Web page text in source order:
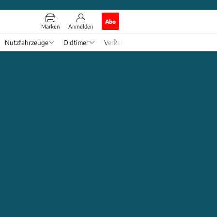
Marken Anmelden
Abo
Nutzfahrzeuge Oldtimer Verkehr